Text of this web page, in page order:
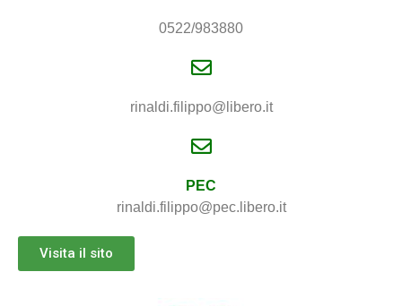
0522/983880
rinaldi.filippo@libero.it
PEC
rinaldi.filippo@pec.libero.it
Visita il sito